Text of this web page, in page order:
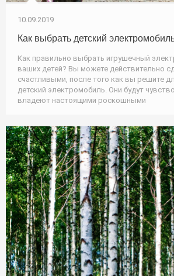
10.09.2019
Как выбрать детский
Как правильно выбрать игрушечный
ваших детей? Вы можете действительно
счастливыми, после того как вы решите
детский электромобиль. Они будут
владеют настоящими роскошными